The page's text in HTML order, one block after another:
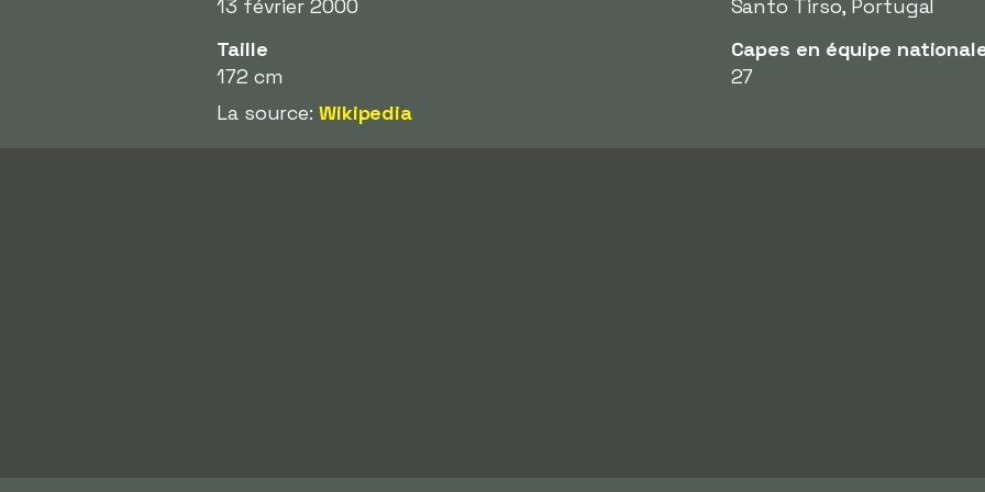
13 février 2000
Santo Tirso, Portugal
Taille
172 cm
Capes en équipe
27
La source: Wikipedia